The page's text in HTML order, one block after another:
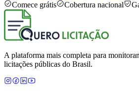
Comece grátis
Cobertura nacional
A plataforma mais completa para
licitações públicas do Brasil.